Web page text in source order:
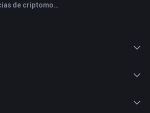
Resumo das notícias de criptomoedas da FameEX hoje | 28 de julho de 2026